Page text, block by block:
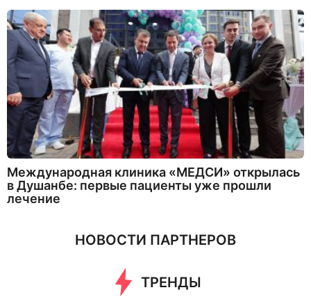
Международная клиника «МЕДСИ» открылась
в Душанбе: первые пациенты уже прошли
лечение
НОВОСТИ ПАРТНЕРОВ
ТРЕНДЫ